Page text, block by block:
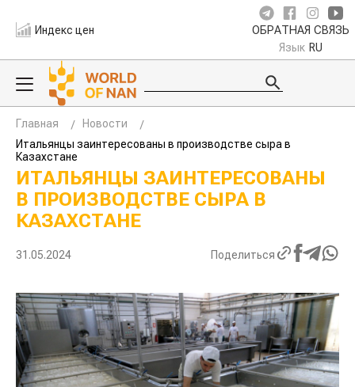
Индекс цен ОБРАТНАЯ СВЯЗЬ
Язык RU
Главная
Новости
Итальянцы заинтересованы в производстве сыра в
Казахстане
ИТАЛЬЯНЦЫ ЗАИНТЕРЕСОВАНЫ
В ПРОИЗВОДСТВЕ СЫРА В
КАЗАХСТАНЕ
31.05.2024 Поделиться